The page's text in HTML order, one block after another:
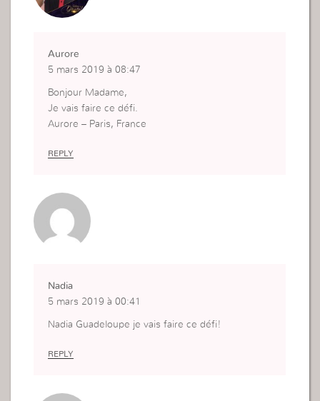
Je veux savoir ce qu’Il attend de moi, j’accepte d
SC
Aurore
5 mars 2019 à 08:47
Bonjour Madame,
Je vais faire ce défi.
Aurore – Paris, France
REPLY
Nadia
5 mars 2019 à 00:41
Nadia Guadeloupe je vais faire ce défi!
REPLY